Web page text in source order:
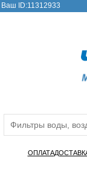
Ваш ID:11312933
ОПЛАТА